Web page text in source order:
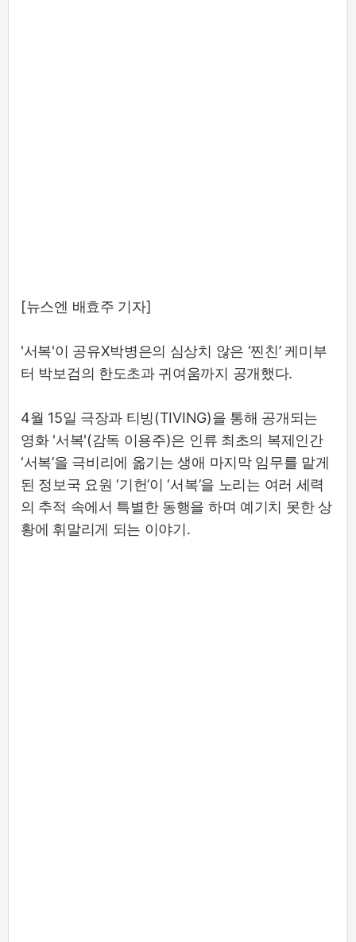
[뉴스엔 배효주 기자]
'서복'이 공유X박병은의 심상치 않은 ‘찐친’ 케미부
터 박보검의 한도초과 귀여움까지 공개했다.
4월 15일 극장과 티빙(TIVING)을 통해 공개되는
영화 '서복'(감독 이용주)은 인류 최초의 복제인간
‘서복’을 극비리에 옮기는 생애 마지막 임무를 맡게
된 정보국 요원 ‘기헌’이 ‘서복’을 노리는 여러 세력
의 추적 속에서 특별한 동행을 하며 예기치 못한 상
황에 휘말리게 되는 이야기.